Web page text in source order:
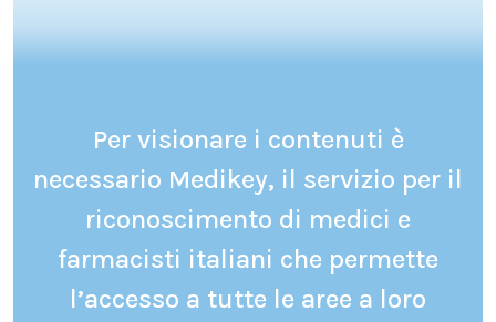
Per visionare i contenuti è
necessario Medikey, il servizio per il
riconoscimento di medici e
farmacisti italiani che permette
l’accesso a tutte le aree a loro